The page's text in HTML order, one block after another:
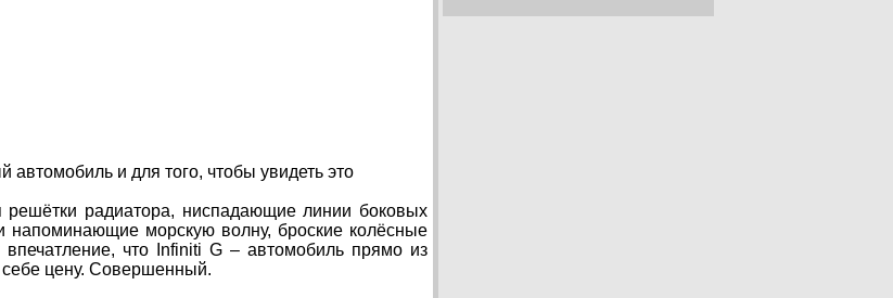
и для того, чтобы увидеть это
решётки радиатора, ниспадающие линии боковых
напоминающие морскую волну, броские колёсные
что Infiniti G – автомобиль прямо из
цену. Совершенный.